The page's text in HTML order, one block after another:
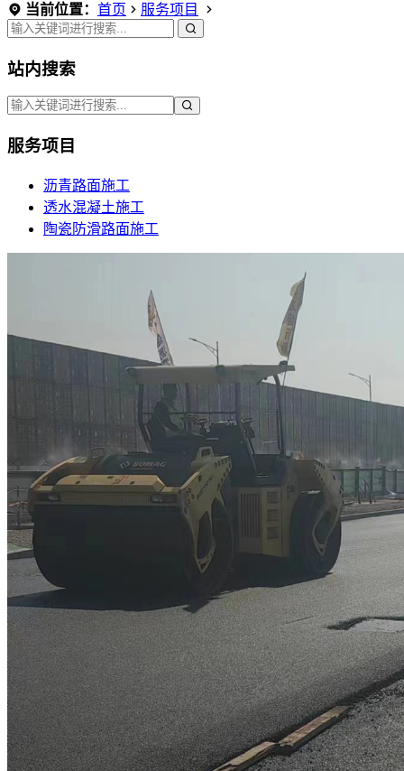
当前位置： 首页 服务项目
站内搜索
服务项目
沥青路面施工
透水混凝土施工
陶瓷防滑路面施工